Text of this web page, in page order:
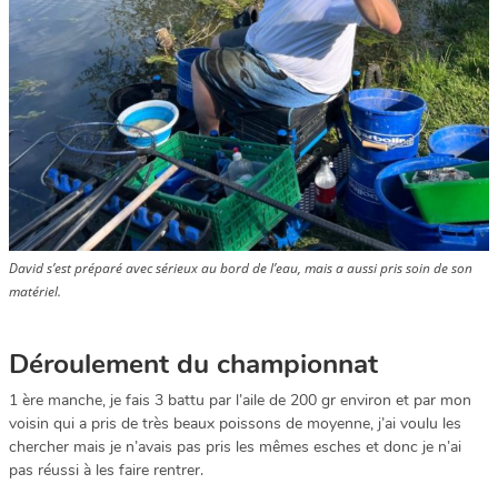
David s’est préparé avec sérieux au bord de l’eau, mais a aussi pris soin de son
matériel.
Déroulement du championnat
1 ère manche, je fais 3 battu par l’aile de 200 gr environ et par mon
voisin qui a pris de très beaux poissons de moyenne, j’ai voulu les
chercher mais je n’avais pas pris les mêmes esches et donc je n’ai
pas réussi à les faire rentrer.